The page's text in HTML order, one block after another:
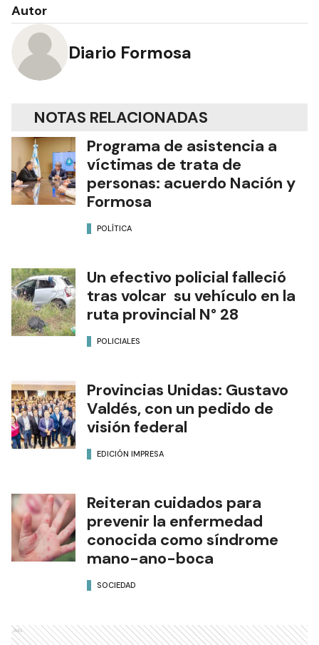
Autor
Diario Formosa
NOTAS RELACIONADAS
Programa de asistencia a
víctimas de trata de
personas: acuerdo Nación y
Formosa
POLÍTICA
Un efectivo policial falleció
tras volcar su vehículo en la
ruta provincial N° 28
POLICIALES
Provincias Unidas: Gustavo
Valdés, con un pedido de
visión federal
EDICIÓN IMPRESA
Reiteran cuidados para
prevenir la enfermedad
conocida como síndrome
mano-ano-boca
SOCIEDAD
Ads